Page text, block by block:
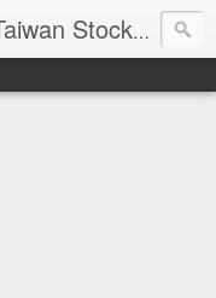
上班族投資理財 - Invest In Taiwan Stock Market